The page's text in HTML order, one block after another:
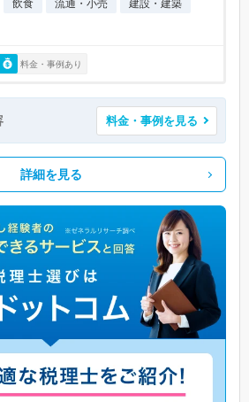
飲食 流通・小売
建設・建築
料金・事例あり
料金・事例を見る
詳細を見る